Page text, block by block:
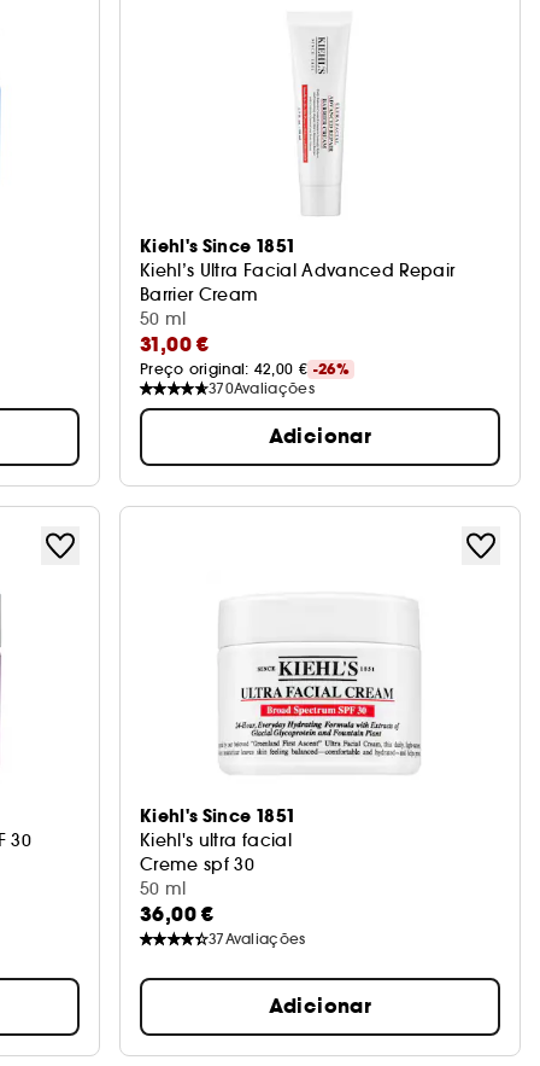
Kiehl's Since 1851
Kiehl’s Ultra Facial Advanced Repair
Barrier Cream
Creme Facial
50 ml
31,00 €
Preço original: 42,00 € -26%
370Avaliações
Adicionar
30
Kiehl's Since 1851
Kiehl's ultra facial
Creme spf 30
50 ml
36,00 €
37Avaliações
Adicionar